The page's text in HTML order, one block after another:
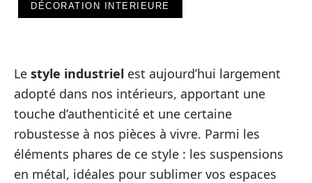
DÉCORATION INTERIEURE
Le style industriel est aujourd’hui largement
adopté dans nos intérieurs, apportant une
touche d’authenticité et une certaine
robustesse à nos pièces à vivre. Parmi les
éléments phares de ce style : les suspensions
en métal, idéales pour sublimer vos espaces